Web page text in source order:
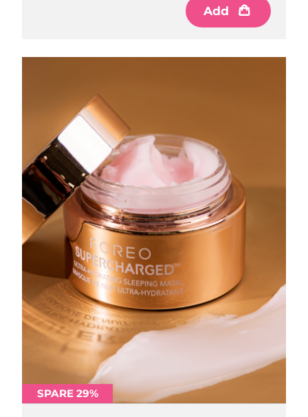
Add
Add
SPARE 29%